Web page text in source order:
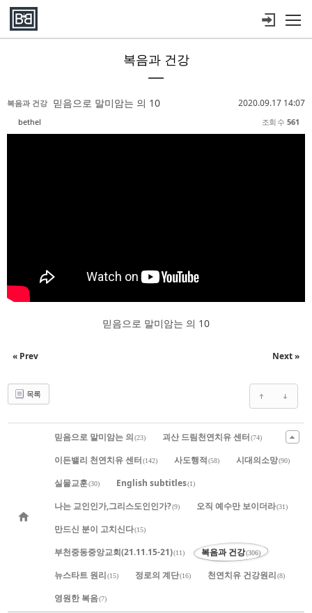
복음과 건강
복음과 건강 2020.09.17 14:07
믿음으로 말미암는 의 10
bethel 조회 수 561
믿음으로 말미암는 의 10
« Prev Next »
목록
믿음으로 말미암는 의(23) 괴산 드림천연치유 센터(74)
이든밸리 천연치유 센터(142) 사도행적(58) 시대의소망(90)
실물교훈(30) English subtitles(1)
나는 교인인가,그리스도인인가?(9) 오직 예수만 보이더라(31)
만드신 분이 고치신다(15)
부천중동중앙교회(21.11.15-21)(11) 복음과 건강(306)
뉴스타트 원리(15) 정로의 계단(16) 천연치유 건강원리(8)
영원한 복음(7)
Sketchbook5, 스케치북5
Sketchbook5, 스케치북5
Sketchbook5, 스케치북5
Sketchbook5, 스케치북5